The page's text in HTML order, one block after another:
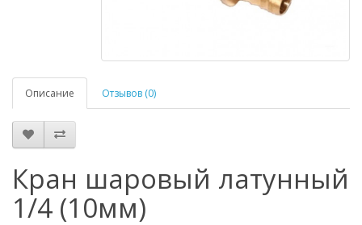
Описание Отзывов (0)
Кран шаровый латунный
1/4 (10мм)